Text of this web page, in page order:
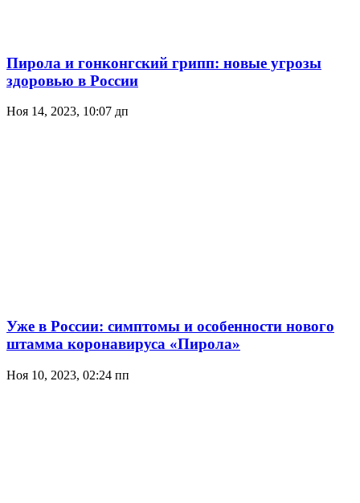
Пирола и гонконгский грипп: новые угрозы
здоровью в России
Ноя 14, 2023, 10:07 дп
Уже в России: симптомы и особенности нового
штамма коронавируса «Пирола»
Ноя 10, 2023, 02:24 пп